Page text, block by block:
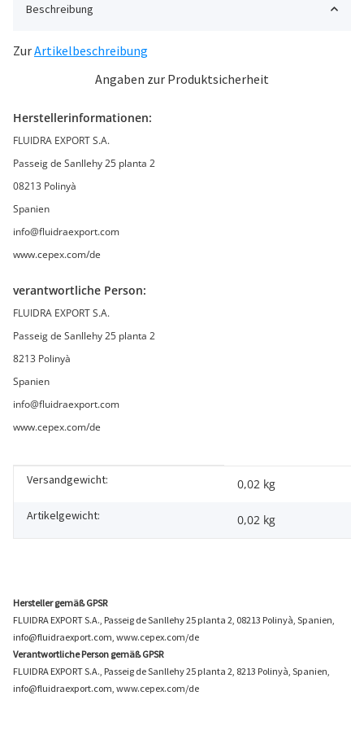
Beschreibung
ZurArtikelbeschreibung
Angaben zur Produktsicherheit
Herstellerinformationen:
FLUIDRA EXPORT S.A.
Passeig de Sanllehy 25 planta 2
08213 Polinyà
Spanien
info@fluidraexport.com
www.cepex.com/de
verantwortliche Person:
FLUIDRA EXPORT S.A.
Passeig de Sanllehy 25 planta 2
8213 Polinyà
Spanien
info@fluidraexport.com
www.cepex.com/de
Produkteigenschaft
Wert
Versandgewicht: 0,02 kg
Artikelgewicht: 0,02 kg
Hersteller gemäß GPSR
FLUIDRA EXPORT S.A., Passeig de Sanllehy 25 planta 2, 08213 Polinyà, Spanien,
info@fluidraexport.com, www.cepex.com/de
Verantwortliche Person gemäß GPSR
FLUIDRA EXPORT S.A., Passeig de Sanllehy 25 planta 2, 8213 Polinyà, Spanien,
info@fluidraexport.com, www.cepex.com/de